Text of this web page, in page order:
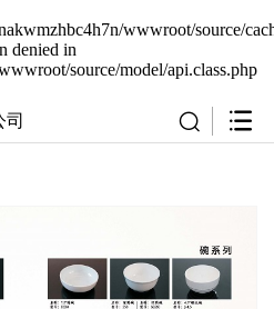
wwwroot/source/
denied in
source/model/api.class.php